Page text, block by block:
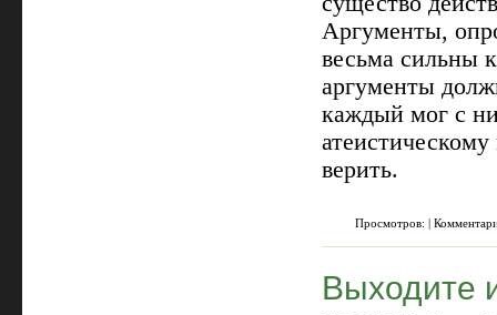
Аргументы,
весьма сильны
аргументы
каждый мог с
верить.
Просмотров: |
Выходите